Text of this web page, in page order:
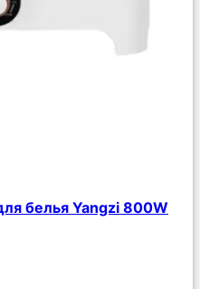
белья Yangzi 800W